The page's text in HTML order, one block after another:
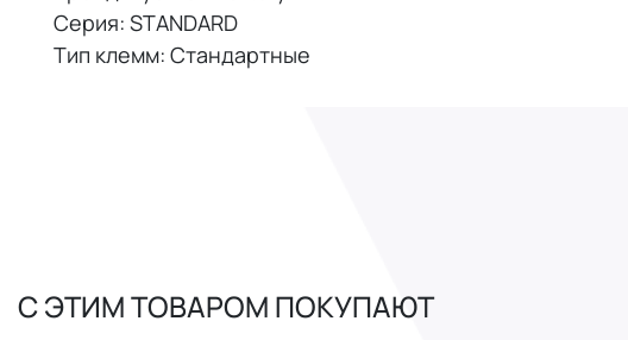
Серия: STANDARD
Тип клемм: Стандартные
С ЭТИМ ТОВАРОМ ПОКУПАЮТ